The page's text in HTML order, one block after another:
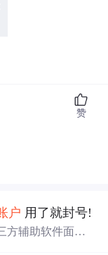
赞
户 用了就封号!
方辅助软件面临